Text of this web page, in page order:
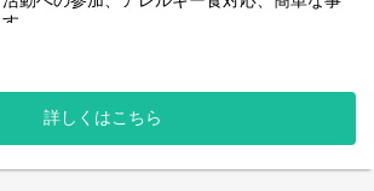
。
詳しくはこちら